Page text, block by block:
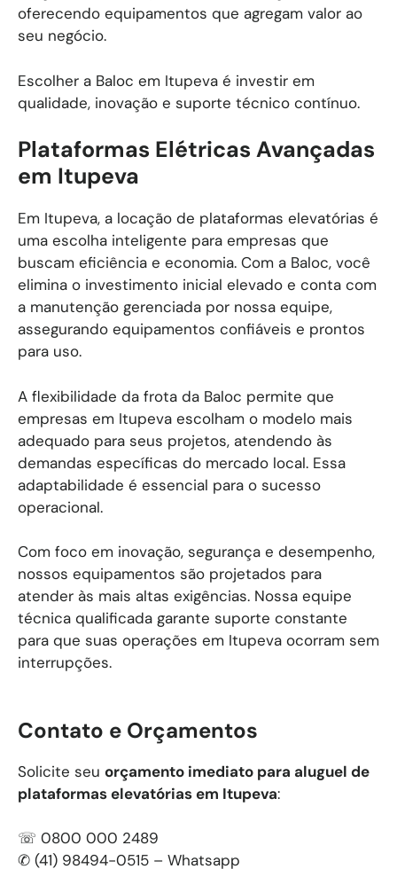
oferecendo equipamentos que agregam valor ao
seu negócio.
Escolher a Baloc em Itupeva é investir em
qualidade, inovação e suporte técnico contínuo.
Plataformas Elétricas Avançadas
em Itupeva
Em Itupeva, a locação de plataformas elevatórias é
uma escolha inteligente para empresas que
buscam eficiência e economia. Com a Baloc, você
elimina o investimento inicial elevado e conta com
a manutenção gerenciada por nossa equipe,
assegurando equipamentos confiáveis e prontos
para uso.
A flexibilidade da frota da Baloc permite que
empresas em Itupeva escolham o modelo mais
adequado para seus projetos, atendendo às
demandas específicas do mercado local. Essa
adaptabilidade é essencial para o sucesso
operacional.
Com foco em inovação, segurança e desempenho,
nossos equipamentos são projetados para
atender às mais altas exigências. Nossa equipe
técnica qualificada garante suporte constante
para que suas operações em Itupeva ocorram sem
interrupções.
Contato e Orçamentos
Solicite seu orçamento imediato para aluguel de
plataformas elevatórias em Itupeva:
☏ 0800 000 2489
✆ (41) 98494-0515 – Whatsapp